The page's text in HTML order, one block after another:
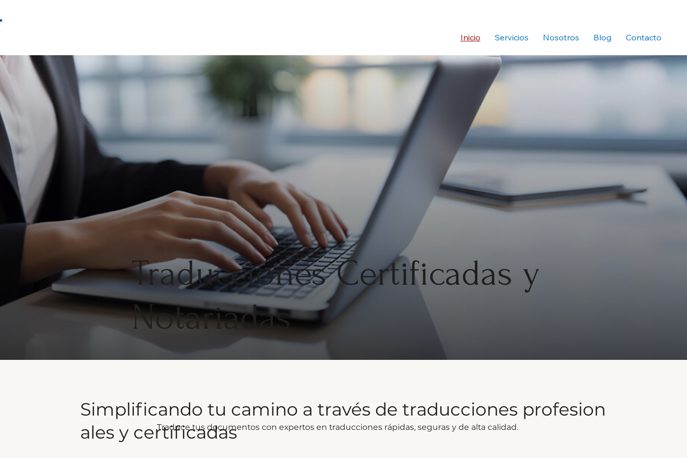
Simplificando tu camino a través de traducciones profesion
ales y certificadas
Traduce tus documentos con expertos en traducciones rápidas, seguras y de alta calidad.
Traducciones Certificadas y
Notariadas
Inicio Servicios Nosotros Blog Contacto